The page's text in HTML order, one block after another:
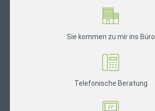
Sie kommen zu mir ins Büro
Telefonische Beratung